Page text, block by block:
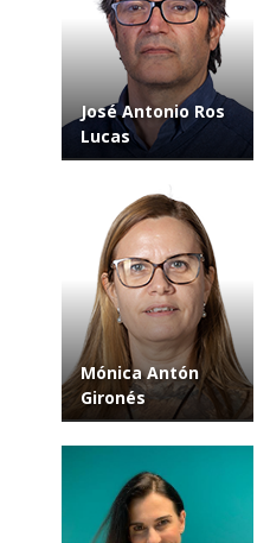
José Antonio Ros
Lucas
Mónica Antón
Gironés